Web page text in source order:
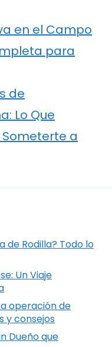
en el Campo
para
de
Lo Que
a
de Rodilla? Todo lo
Un Viaje
operación de
y consejos
Dueño que